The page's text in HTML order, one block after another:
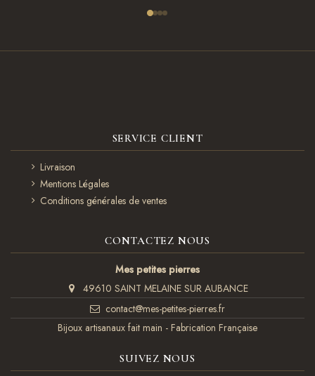
SERVICE CLIENT
Livraison
Mentions Légales
Conditions générales de ventes
CONTACTEZ NOUS
Mes petites pierres
49610 SAINT MELAINE SUR AUBANCE
contact@mes-petites-pierres.fr
Bijoux artisanaux fait main - Fabrication Française
SUIVEZ NOUS